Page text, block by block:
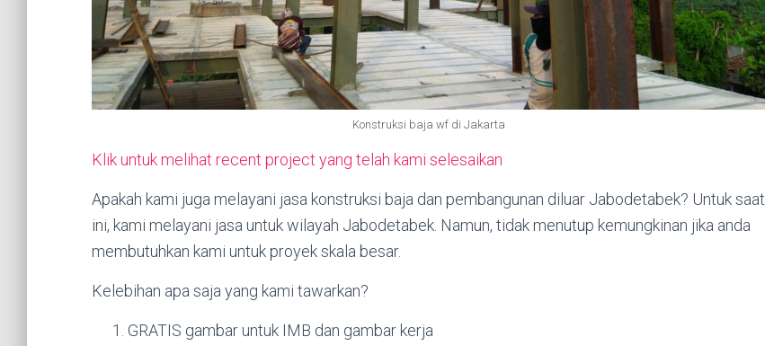
Konstruksi baja wf di Jakarta
Klik untuk melihat recent project yang telah kami selesaikan
Apakah kami juga melayani jasa konstruksi baja dan pembangunan diluar Jabodetabek? Untuk saat
ini, kami melayani jasa untuk wilayah Jabodetabek. Namun, tidak menutup kemungkinan jika anda
membutuhkan kami untuk proyek skala besar.
Kelebihan apa saja yang kami tawarkan?
GRATIS gambar untuk IMB dan gambar kerja